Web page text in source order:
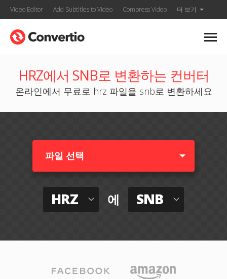
Video Editor Add Subtitles to Video Compress Video 더 보기
HRZ에서 SNB로 변환하는 컨버터
온라인에서 무료로 hrz 파일을 snb로 변환하세요
파일 선택
HRZ 에 SNB